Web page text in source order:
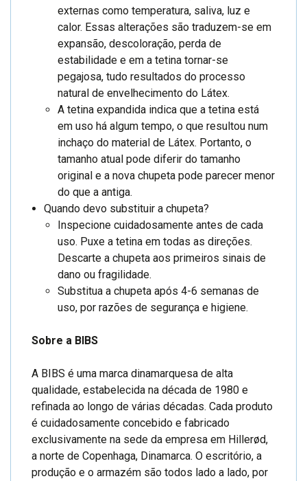
externas como temperatura, saliva, luz e
calor. Essas alterações são traduzem-se em
expansão, descoloração, perda de
estabilidade e em a tetina tornar-se
pegajosa, tudo resultados do processo
natural de envelhecimento do Látex.
A tetina expandida indica que a tetina está
em uso há algum tempo, o que resultou num
inchaço do material de Látex. Portanto, o
tamanho atual pode diferir do tamanho
original e a nova chupeta pode parecer menor
do que a antiga.
Quando devo substituir a chupeta?
Inspecione cuidadosamente antes de cada
uso. Puxe a tetina em todas as direções.
Descarte a chupeta aos primeiros sinais de
dano ou fragilidade.
Substitua a chupeta após 4-6 semanas de
uso, por razões de segurança e higiene.
Sobre a BIBS
A BIBS é uma marca dinamarquesa de alta
qualidade, estabelecida na década de 1980 e
refinada ao longo de várias décadas. Cada produto
é cuidadosamente concebido e fabricado
exclusivamente na sede da empresa em Hillerød,
a norte de Copenhaga, Dinamarca. O escritório, a
produção e o armazém são todos lado a lado, por